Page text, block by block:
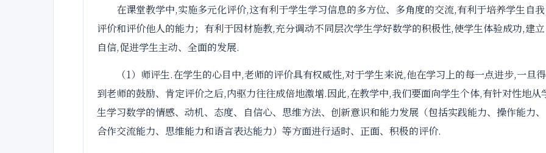
在课堂教学中,实施多元化评价,这有利于学生学习信息的多方位、多角度的交流,有利于培养学生自我
评价和评价他人的能力；有利于因材施教,充分调动不同层次学生学好数学的积极性,使学生体验成功,建立
自信,促进学生主动、全面的发展.
（1）师评生.在学生的心目中,老师的评价具有权威性,对于学生来说,他在学习上的每一点进步,一旦得
到老师的鼓励、肯定评价之后,内驱力往往成倍地激增.因此,在教学中,我们要面向学生个体,有针对性地从
生学习数学的情感、动机、态度、自信心、思维方法、创新意识和能力发展（包括实践能力、操作能力、
合作交流能力、思维能力和语言表达能力）等方面进行适时、正面、积极的评价.